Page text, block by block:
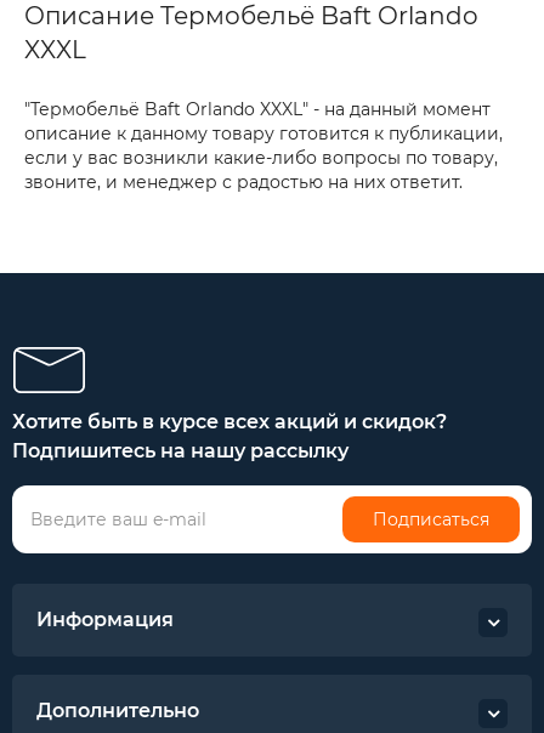
Описание Термобельё Baft Orlando
XXXL
"Термобельё Baft Orlando XXXL" - на данный момент
описание к данному товару готовится к публикации,
если у вас возникли какие-либо вопросы по товару,
звоните, и менеджер с радостью на них ответит.
Хотите быть в курсе всех акций и скидок?
Подпишитесь на нашу рассылку
Подписаться
Информация
Дополнительно